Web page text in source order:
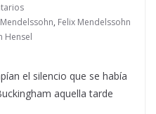
, Felix Mendelssohn
Hensel
el silencio que se había
aquella tarde